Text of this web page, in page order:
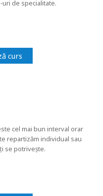
de specialitate.
curs
cel mai bun interval orar
repartizăm individual sau
se potrivește.